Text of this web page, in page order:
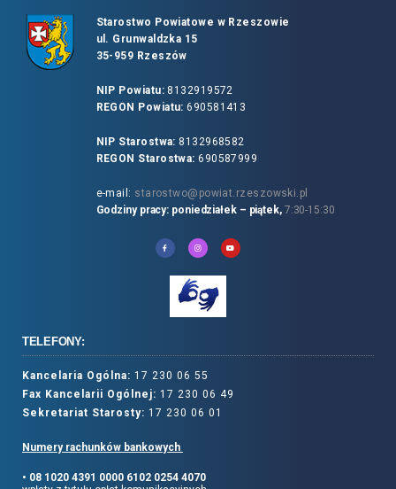
Starostwo Powiatowe w Rzeszowie
ul. Grunwaldzka 15
35-959 Rzeszów
NIP Powiatu:8132919572
REGON Powiatu: 690581413
NIP Starostwa: 8132968582
REGON Starostwa: 690587999
e-mail: starostwo@powiat.rzeszowski.pl
Godziny pracy: poniedziałek – piątek, 7:30-15:30
TELEFONY:
Kancelaria Ogólna: 17 230 06 55
Fax Kancelarii Ogólnej: 17 230 06 49
Sekretariat Starosty: 17 230 06 01
Numery rachunków bankowych
• 08 1020 4391 0000 6102 0254 4070